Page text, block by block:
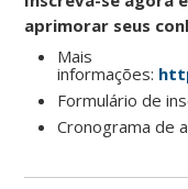
aprimorar seus
Mais
informações:
Formulário de
Cronograma de